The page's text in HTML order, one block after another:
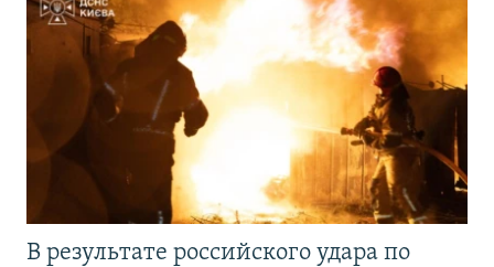
В результате российского удара по